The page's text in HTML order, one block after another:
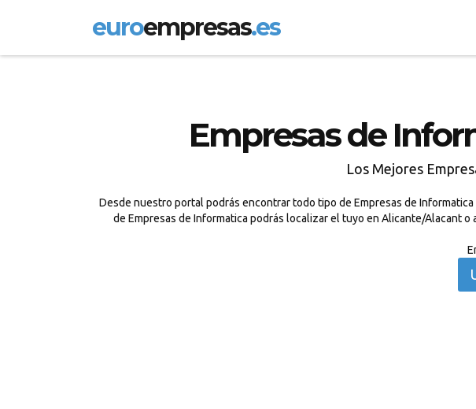
euroempresas.es
Empresas de
Los Mejores
Desde nuestro portal podrás encontrar todo tipo de Empresas de
de Empresas de Informatica podrás localizar el tuyo en Alicante/Alacant